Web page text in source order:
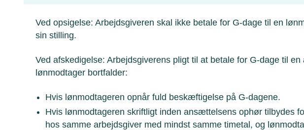
Ved opsigelse: Arbejdsgiveren skal ikke betale for G-dage til en
sin stilling.
Ved afskedigelse: Arbejdsgiverens pligt til at betale for G-dage til en
lønmodtager bortfalder:
Hvis lønmodtageren opnår fuld beskæftigelse på G-dagene.
Hvis lønmodtageren skriftligt inden ansættelsens ophør tilbydes
hos samme arbejdsgiver med mindst samme timetal, og